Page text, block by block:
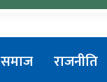
समाज राजनीति